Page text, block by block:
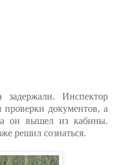
Инспектор
документов, а
он вышел из кабины.
решил сознаться.